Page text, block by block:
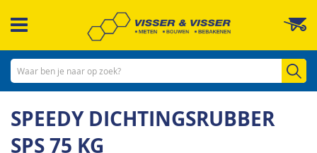
naar
inhoud
SPEEDY DICHTINGSRUBBER
SPS 75 KG